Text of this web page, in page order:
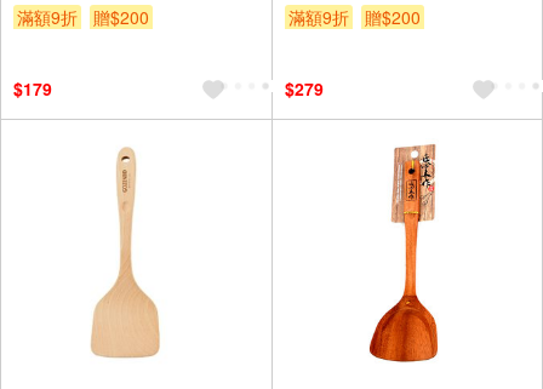
滿額9折
贈$200
$179
滿額9折
贈$200
$279